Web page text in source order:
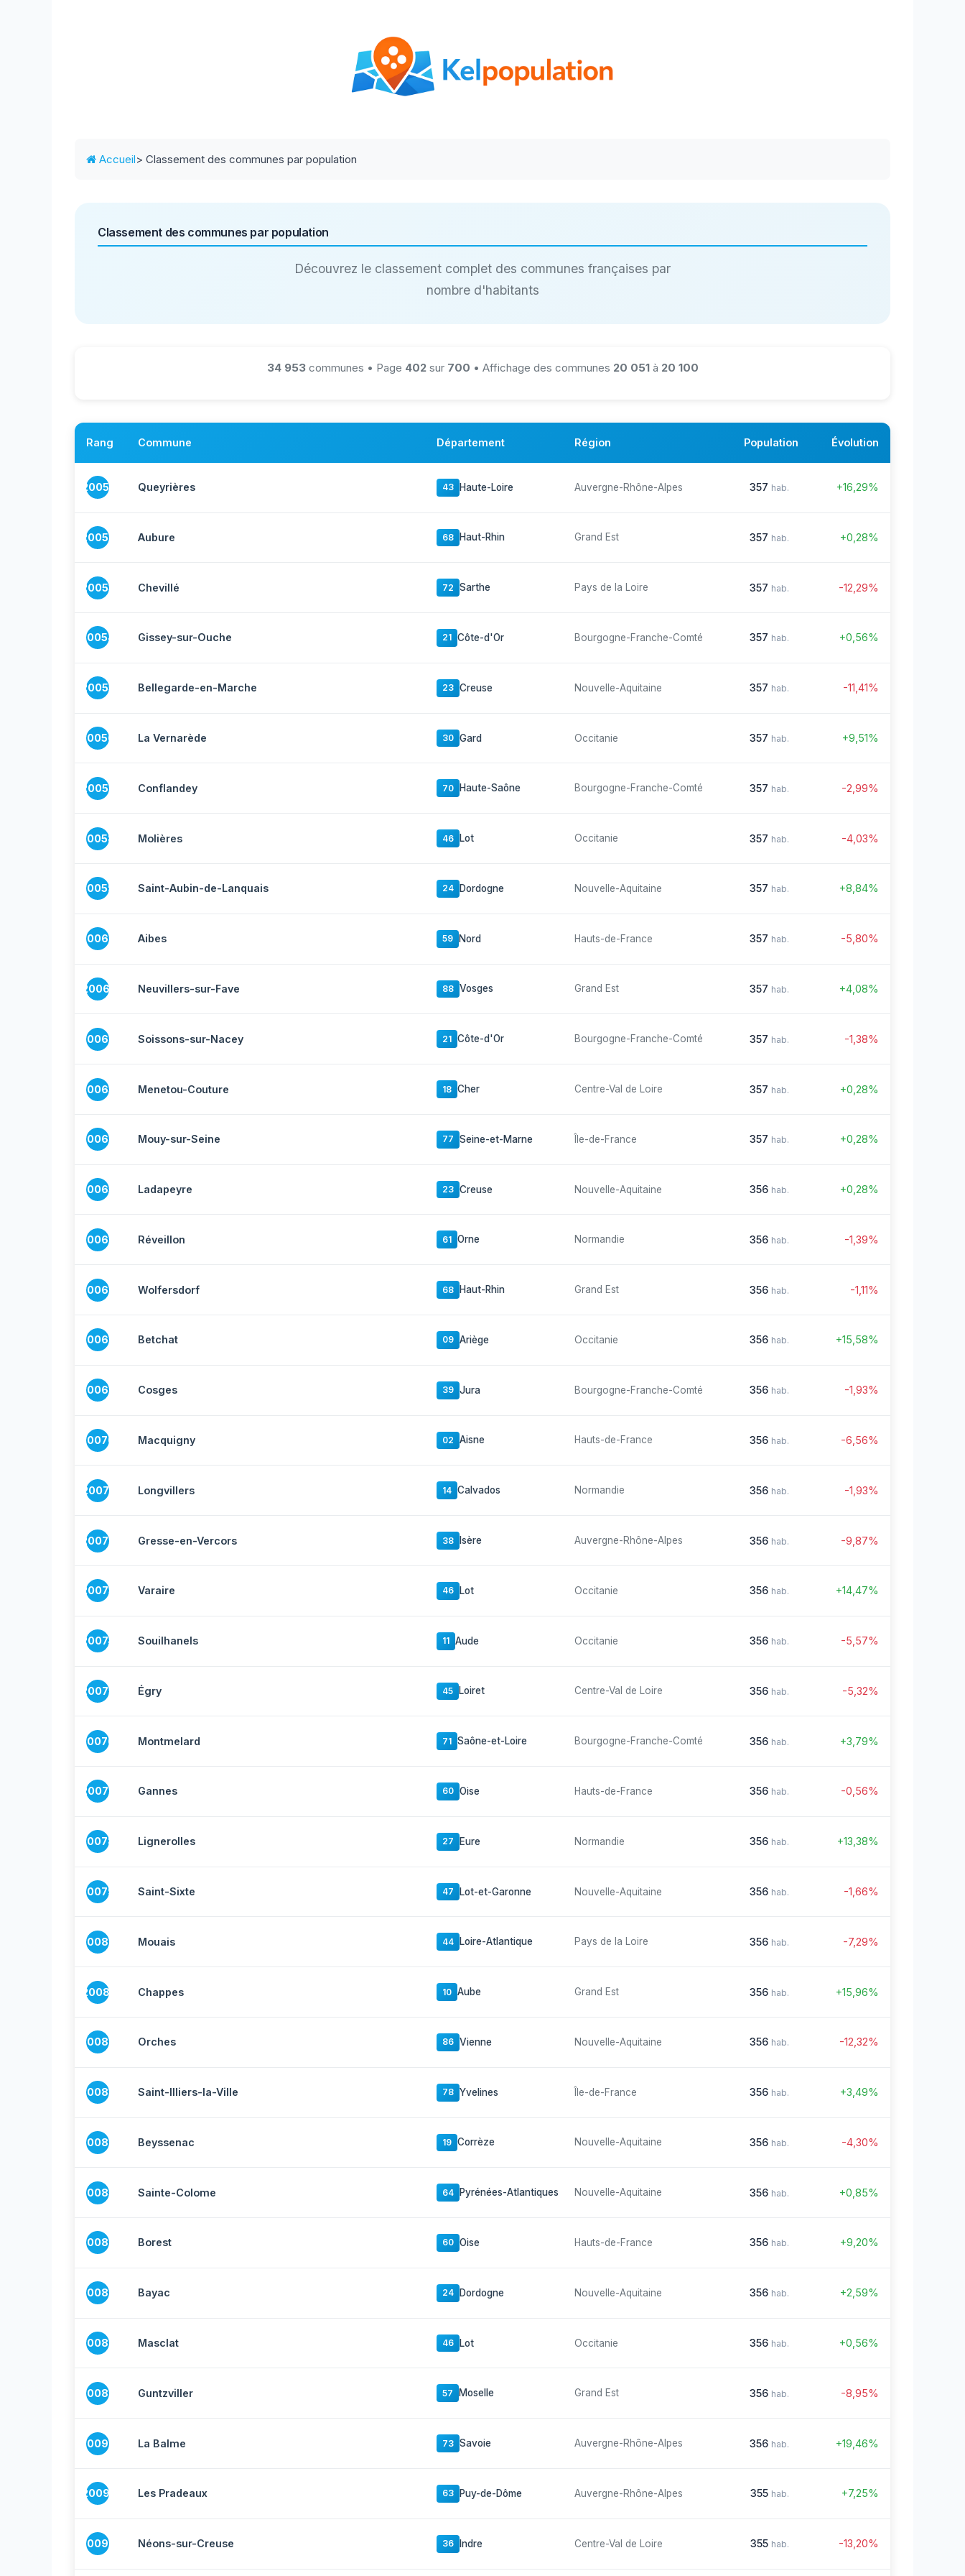
Accueil> Classement des communes par population
Classement des communes par population
Découvrez le classement complet des communes françaises par
nombre d'habitants
34 953communes • Page 402sur 700 • Affichage des communes 20 051à 20 100
Rang Commune Département Région Population Évolution
20051 Queyrières 43 Haute-Loire Auvergne-Rhône-Alpes 357 hab. +16,29%
20052 Aubure 68 Haut-Rhin Grand Est 357 hab. +0,28%
20053 Chevillé 72 Sarthe Pays de la Loire 357 hab. -12,29%
20054 Gissey-sur-Ouche 21 Côte-d'Or Bourgogne-Franche-Comté 357 hab. +0,56%
20055 Bellegarde-en-Marche 23 Creuse Nouvelle-Aquitaine 357 hab. -11,41%
20056 La Vernarède 30 Gard Occitanie 357 hab. +9,51%
20057 Conflandey 70 Haute-Saône Bourgogne-Franche-Comté 357 hab. -2,99%
20058 Molières 46 Lot Occitanie 357 hab. -4,03%
20059 Saint-Aubin-de-Lanquais 24 Dordogne Nouvelle-Aquitaine 357 hab. +8,84%
20060 Aibes 59 Nord Hauts-de-France 357 hab. -5,80%
20061 Neuvillers-sur-Fave 88 Vosges Grand Est 357 hab. +4,08%
20062 Soissons-sur-Nacey 21 Côte-d'Or Bourgogne-Franche-Comté 357 hab. -1,38%
20063 Menetou-Couture 18 Cher Centre-Val de Loire 357 hab. +0,28%
20064 Mouy-sur-Seine 77 Seine-et-Marne Île-de-France 357 hab. +0,28%
20065 Ladapeyre 23 Creuse Nouvelle-Aquitaine 356 hab. +0,28%
20066 Réveillon 61 Orne Normandie 356 hab. -1,39%
20067 Wolfersdorf 68 Haut-Rhin Grand Est 356 hab. -1,11%
20068 Betchat 09 Ariège Occitanie 356 hab. +15,58%
20069 Cosges 39 Jura Bourgogne-Franche-Comté 356 hab. -1,93%
20070 Macquigny 02 Aisne Hauts-de-France 356 hab. -6,56%
20071 Longvillers 14 Calvados Normandie 356 hab. -1,93%
20072 Gresse-en-Vercors 38 Isère Auvergne-Rhône-Alpes 356 hab. -9,87%
20073 Varaire 46 Lot Occitanie 356 hab. +14,47%
20074 Souilhanels 11 Aude Occitanie 356 hab. -5,57%
20075 Égry 45 Loiret Centre-Val de Loire 356 hab. -5,32%
20076 Montmelard 71 Saône-et-Loire Bourgogne-Franche-Comté 356 hab. +3,79%
20077 Gannes 60 Oise Hauts-de-France 356 hab. -0,56%
20078 Lignerolles 27 Eure Normandie 356 hab. +13,38%
20079 Saint-Sixte 47 Lot-et-Garonne Nouvelle-Aquitaine 356 hab. -1,66%
20080 Mouais 44 Loire-Atlantique Pays de la Loire 356 hab. -7,29%
20081 Chappes 10 Aube Grand Est 356 hab. +15,96%
20082 Orches 86 Vienne Nouvelle-Aquitaine 356 hab. -12,32%
20083 Saint-Illiers-la-Ville 78 Yvelines Île-de-France 356 hab. +3,49%
20084 Beyssenac 19 Corrèze Nouvelle-Aquitaine 356 hab. -4,30%
20085 Sainte-Colome 64 Pyrénées-Atlantiques Nouvelle-Aquitaine 356 hab. +0,85%
20086 Borest 60 Oise Hauts-de-France 356 hab. +9,20%
20087 Bayac 24 Dordogne Nouvelle-Aquitaine 356 hab. +2,59%
20088 Masclat 46 Lot Occitanie 356 hab. +0,56%
20089 Guntzviller 57 Moselle Grand Est 356 hab. -8,95%
20090 La Balme 73 Savoie Auvergne-Rhône-Alpes 356 hab. +19,46%
20091 Les Pradeaux 63 Puy-de-Dôme Auvergne-Rhône-Alpes 355 hab. +7,25%
20092 Néons-sur-Creuse 36 Indre Centre-Val de Loire 355 hab. -13,20%